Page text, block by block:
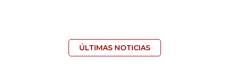
ÚLTIMAS NOTICIAS